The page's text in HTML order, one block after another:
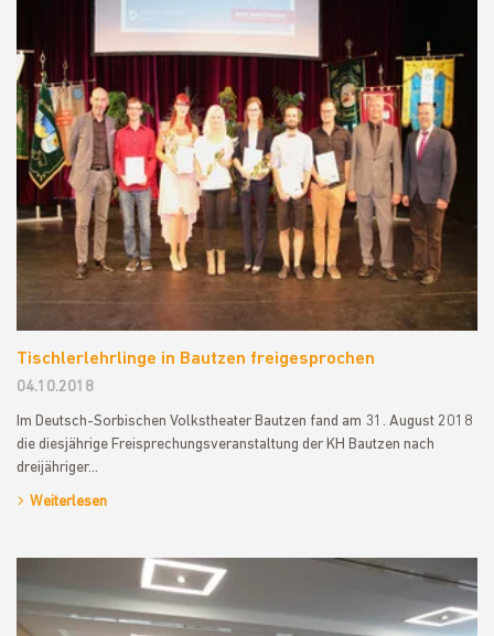
Tischlerlehrlinge in Bautzen freigesprochen
04.10.2018
Im Deutsch-Sorbischen Volkstheater Bautzen fand am 31. August 2018
die diesjährige Freisprechungsveranstaltung der KH Bautzen nach
dreijähriger…
Weiterlesen